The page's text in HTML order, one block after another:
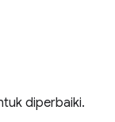
diperbaiki.